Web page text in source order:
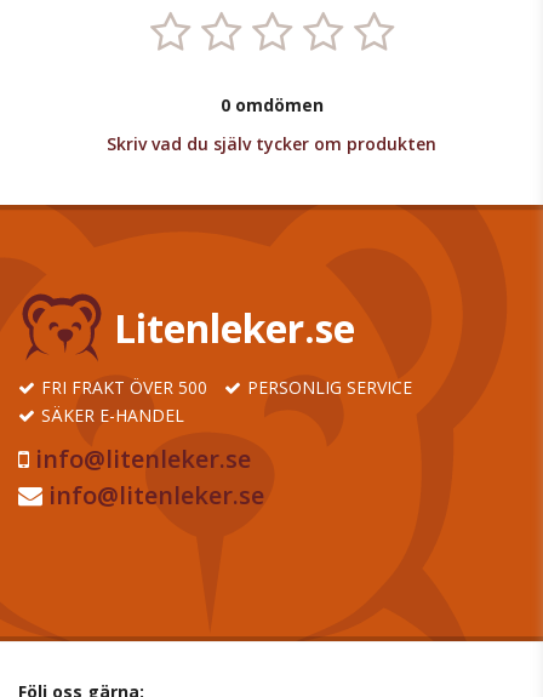
0 omdömen
Skriv vad du själv tycker om produkten
Litenleker.se
FRI FRAKT ÖVER 500
PERSONLIG SERVICE
SÄKER E-HANDEL
info@litenleker.se
info@litenleker.se
Följ oss gärna: